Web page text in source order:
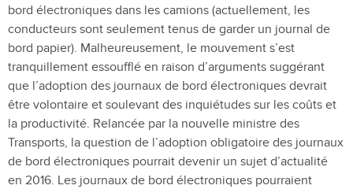
bord électroniques dans les camions (actuellement, les
conducteurs sont seulement tenus de garder un journal de
bord papier). Malheureusement, le mouvement s’est
tranquillement essoufflé en raison d’arguments suggérant
que l’adoption des journaux de bord électroniques devrait
être volontaire et soulevant des inquiétudes sur les coûts et
la productivité. Relancée par la nouvelle ministre des
Transports, la question de l’adoption obligatoire des journaux
de bord électroniques pourrait devenir un sujet d’actualité
en 2016. Les journaux de bord électroniques pourraient